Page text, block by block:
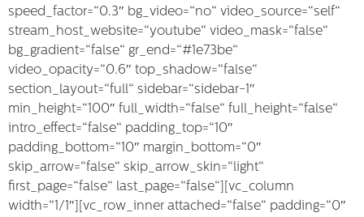
speed_factor=“0.3″ bg_video=“no“ video_source=“self“
stream_host_website=“youtube“ video_mask=“false“
bg_gradient=“false“ gr_end=“#1e73be“
video_opacity=“0.6″ top_shadow=“false“
section_layout=“full“ sidebar=“sidebar-1″
min_height=“100″ full_width=“false“ full_height=“false“
intro_effect=“false“ padding_top=“10″
padding_bottom=“10″ margin_bottom=“0″
skip_arrow=“false“ skip_arrow_skin=“light“
first_page=“false“ last_page=“false“][vc_column
width=“1/1″][vc_row_inner attached=“false“ padding=“0″